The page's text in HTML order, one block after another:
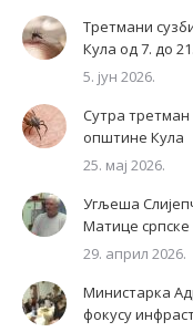
Третмани
Кула од 7. до
5. јун 2026.
Сутра третман
општине Кула
25. мај 2026.
Угљеша
Матице српске
29. април 2026.
Министарка
фокусу